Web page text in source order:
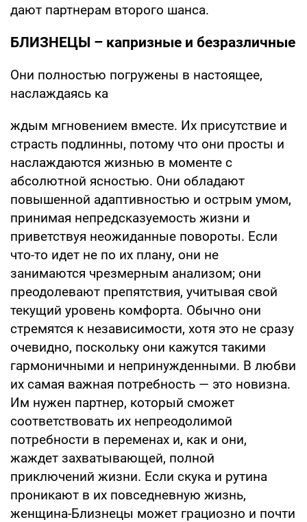
дают партнерам второго шанса.
БЛИЗНЕЦЫ – капризные и безразличные
Они полностью погружены в настоящее,
наслаждаясь ка
ждым мгновением вместе. Их присутствие и
страсть подлинны, потому что они просты и
наслаждаются жизнью в моменте с
абсолютной ясностью. Они обладают
повышенной адаптивностью и острым умом,
принимая непредсказуемость жизни и
приветствуя неожиданные повороты. Если
что-то идет не по их плану, они не
занимаются чрезмерным анализом; они
преодолевают препятствия, учитывая свой
текущий уровень комфорта. Обычно они
стремятся к независимости, хотя это не сразу
очевидно, поскольку они кажутся такими
гармоничными и непринужденными. В любви
их самая важная потребность — это новизна.
Им нужен партнер, который сможет
соответствовать их непреодолимой
потребности в переменах и, как и они,
жаждет захватывающей, полной
приключений жизни. Если скука и рутина
проникают в их повседневную жизнь,
женщина-Близнецы может грациозно и почти